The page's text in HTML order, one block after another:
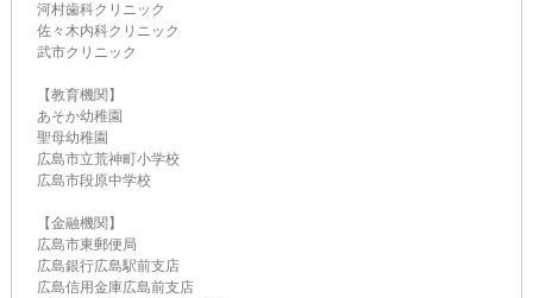
河村歯科クリニック
佐々木内科クリニック
武市クリニック
【教育機関】
あそか幼稚園
聖母幼稚園
広島市立荒神町小学校
広島市段原中学校
【金融機関】
広島市東郵便局
広島銀行広島駅前支店
広島信用金庫広島前支店